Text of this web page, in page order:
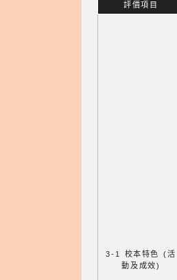
評價項目
3-1 校本特色 (活
動及成效)